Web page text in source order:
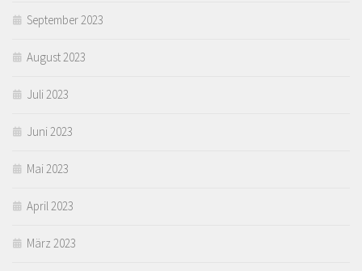
September 2023
August 2023
Juli 2023
Juni 2023
Mai 2023
April 2023
März 2023